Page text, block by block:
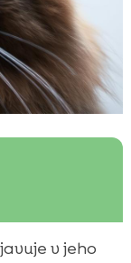
v jeho